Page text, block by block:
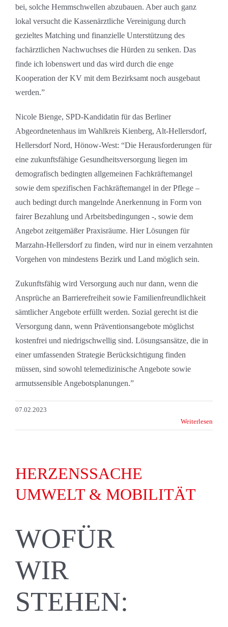
bei, solche Hemmschwellen abzubauen. Aber auch ganz
lokal versucht die Kassenärztliche Vereinigung durch
gezieltes Matching und finanzielle Unterstützung des
fachärztlichen Nachwuchses die Hürden zu senken. Das
finde ich lobenswert und das wird durch die enge
Kooperation der KV mit dem Bezirksamt noch ausgebaut
werden.”
Nicole Bienge, SPD-Kandidatin für das Berliner
Abgeordnetenhaus im Wahlkreis Kienberg, Alt-Hellersdorf,
Hellersdorf Nord, Hönow-West: “Die Herausforderungen für
eine zukunftsfähige Gesundheitsversorgung liegen im
demografisch bedingten allgemeinen Fachkräftemangel
sowie dem spezifischen Fachkräftemangel in der Pflege –
auch bedingt durch mangelnde Anerkennung in Form von
fairer Bezahlung und Arbeitsbedingungen -, sowie dem
Angebot zeitgemäßer Praxisräume. Hier Lösungen für
Marzahn-Hellersdorf zu finden, wird nur in einem verzahnten
Vorgehen von mindestens Bezirk und Land möglich sein.
Zukunftsfähig wird Versorgung auch nur dann, wenn die
Ansprüche an Barrierefreiheit sowie Familienfreundlichkeit
sämtlicher Angebote erfüllt werden. Sozial gerecht ist die
Versorgung dann, wenn Präventionsangebote möglichst
kostenfrei und niedrigschwellig sind. Lösungsansätze, die in
einer umfassenden Strategie Berücksichtigung finden
müssen, sind sowohl telemedizinische Angebote sowie
armutssensible Angebotsplanungen.”
07.02.2023
Weiterlesen
HERZENSSACHE
UMWELT & MOBILITÄT
WOFÜR
WIR
STEHEN: